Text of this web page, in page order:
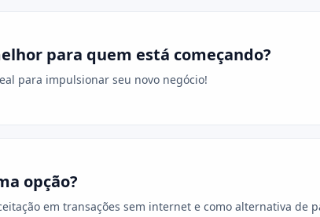
para quem está começando?
para impulsionar seu novo negócio!
opção?
em transações sem internet e como alternativa de